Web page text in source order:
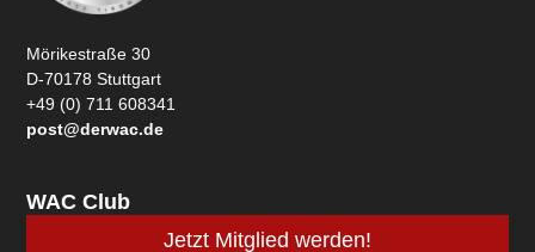
Mörikestraße 30
D-70178 Stuttgart
+49 (0) 711 608341
post@derwac.de
WAC Club
Jetzt Mitglied werden!